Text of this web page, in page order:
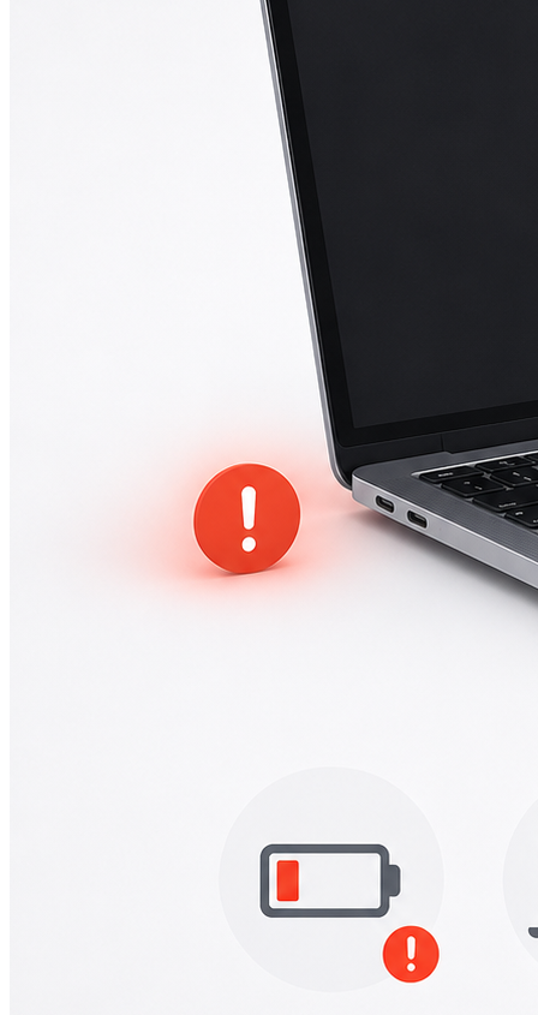
Macbook 12 (А1534)
(A1369/A1370/A1465/A1466)
MacBook Air (A1932)
Macbook Pro 2009-2012
(A1297/A1278/A1286)
MacBook Pro (А2141/А2159/
А2251/A2289/A2338)
(А1989/A1990)
Ремонт Apple Watch